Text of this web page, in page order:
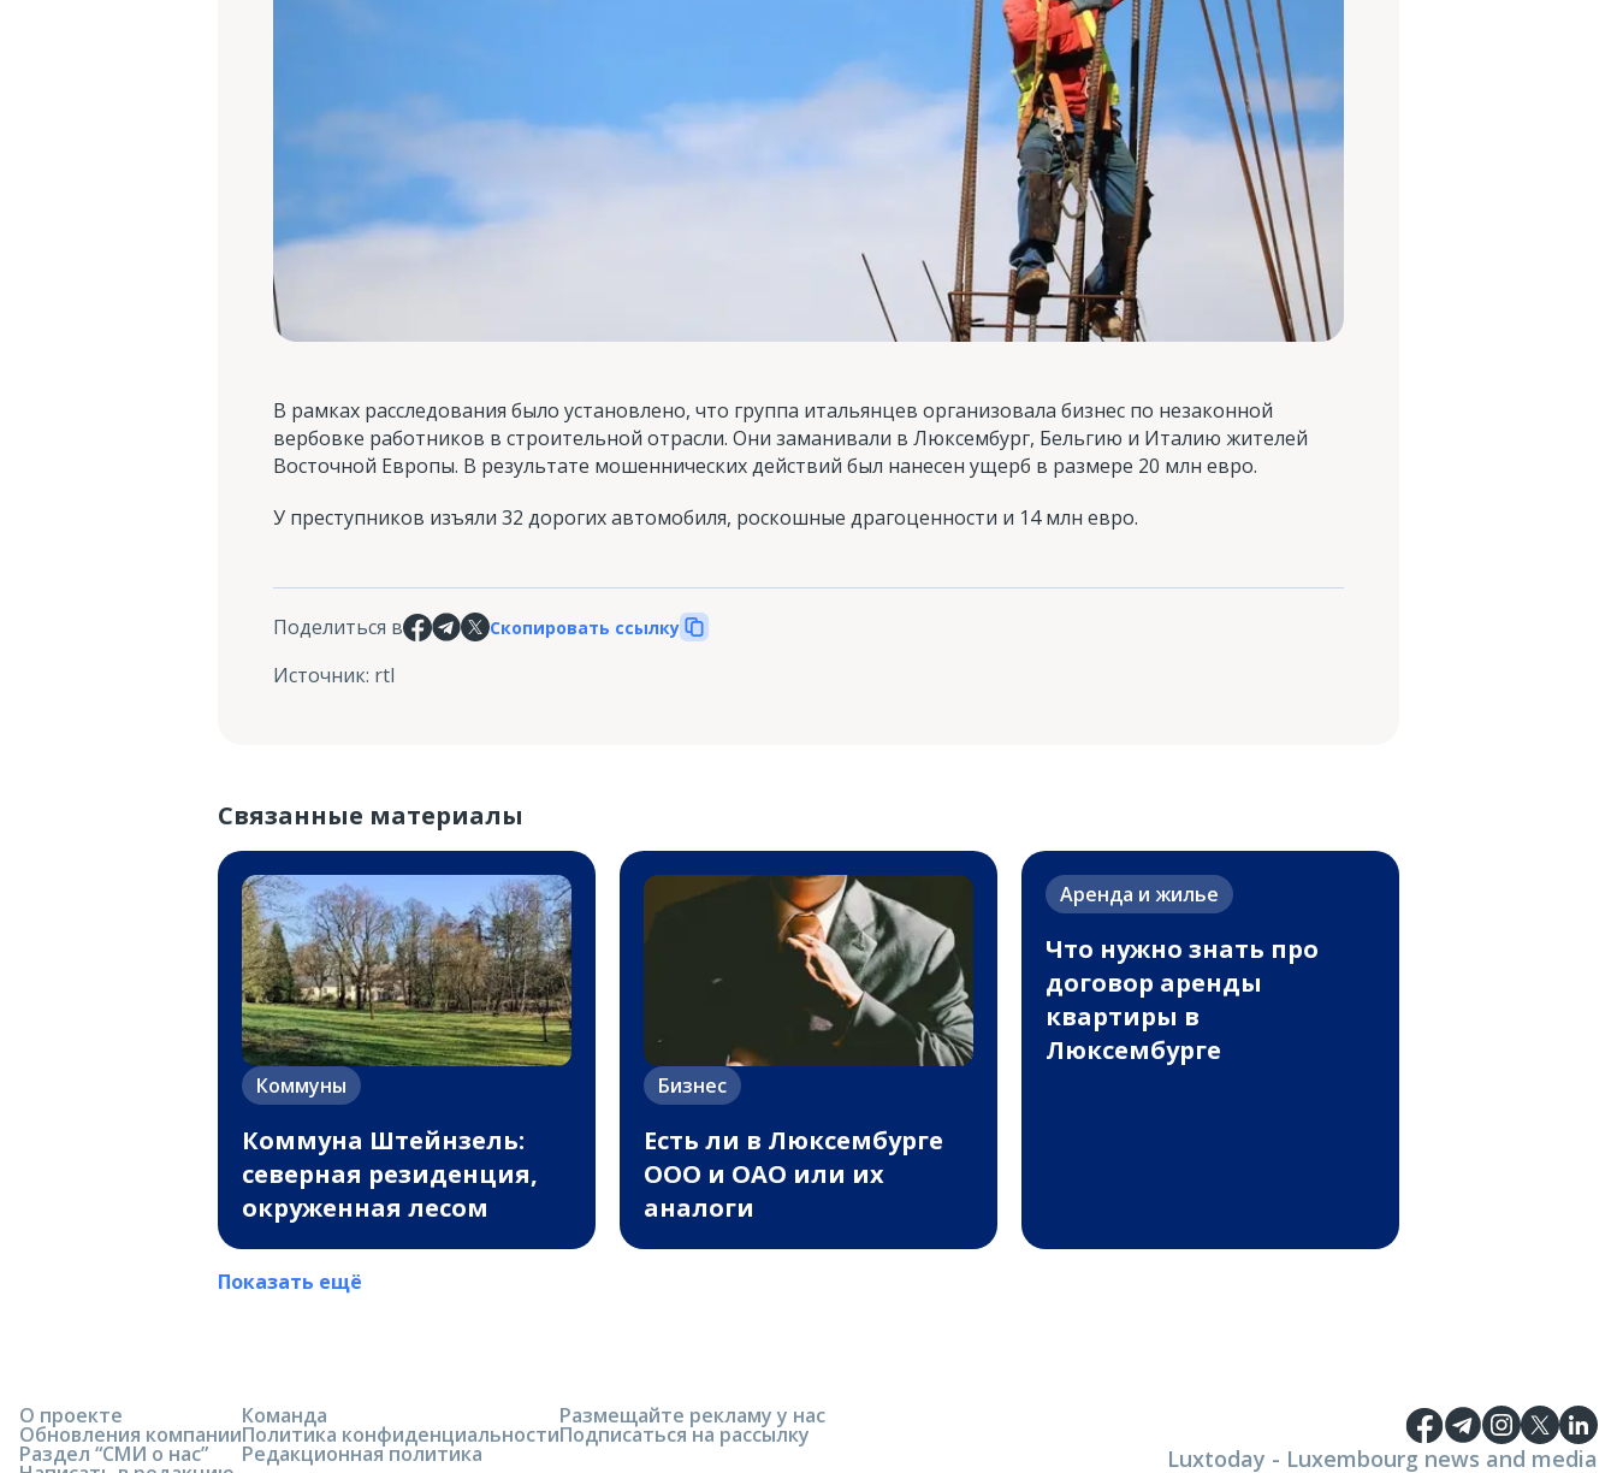
В рамках расследования было установлено, что группа итальянцев организовала бизнес по незаконной
вербовке работников в строительной отрасли. Они заманивали в Люксембург, Бельгию и Италию жителей
Восточной Европы. В результате мошеннических действий был нанесен ущерб в размере 20 млн евро.
У преступников изъяли 32 дорогих автомобиля, роскошные драгоценности и 14 млн евро.
Поделиться в Скопировать ссылку
Источник: rtl
Связанные материалы
Коммуны
Коммуна Штейнзель:
северная резиденция,
окруженная лесом
Бизнес
Есть ли в Люксембурге
ООО и ОАО или их
аналоги
Аренда и жилье
Что нужно знать про
договор аренды
квартиры в
Люксембурге
Показать ещё
О проекте
Обновления компании
Раздел “СМИ о нас”
Команда
Политика конфиденциальности
Редакционная политика
Размещайте рекламу у нас
Подписаться на рассылку
Luxtoday - Luxembourg news and media